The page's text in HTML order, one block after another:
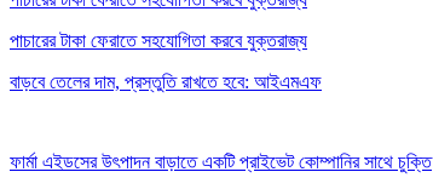
পাচারের টাকা ফেরাতে সহযোগিতা করবে যুক্তরাজ্য
বাড়বে তেলের দাম, প্রস্তুতি রাখতে হবে: আইএমএফ
ফার্মা এইডসের উৎপাদন বাড়াতে একটি প্রাইভেট কোম্পানির সাথে চুক্তি